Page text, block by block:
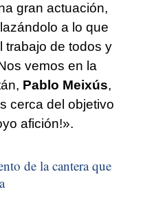
gran actuación,
a lo que
trabajo de todos y
vemos en la
Pablo Meixús,
cerca del objetivo
afición!».
de la cantera que